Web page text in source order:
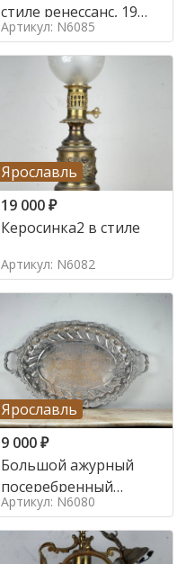
стиле ренессанс, 19
век
Артикул: N6085
Ярославль
19 000₽
Керосинка2 в стиле
Артикул: N6082
Ярославль
9 000₽
Большой ажурный
посеребренный
поднос в стиле
Артикул: N6080